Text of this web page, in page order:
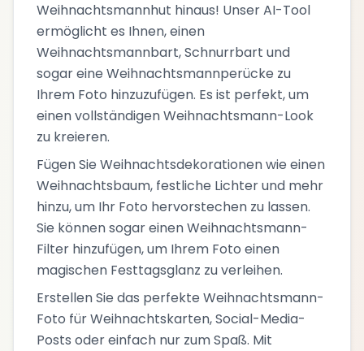
Weihnachtsmannhut hinaus! Unser AI-Tool
ermöglicht es Ihnen, einen
Weihnachtsmannbart, Schnurrbart und
sogar eine Weihnachtsmannperücke zu
Ihrem Foto hinzuzufügen. Es ist perfekt, um
einen vollständigen Weihnachtsmann-Look
zu kreieren.
Fügen Sie Weihnachtsdekorationen wie einen
Weihnachtsbaum, festliche Lichter und mehr
hinzu, um Ihr Foto hervorstechen zu lassen.
Sie können sogar einen Weihnachtsmann-
Filter hinzufügen, um Ihrem Foto einen
magischen Festtagsglanz zu verleihen.
Erstellen Sie das perfekte Weihnachtsmann-
Foto für Weihnachtskarten, Social-Media-
Posts oder einfach nur zum Spaß. Mit